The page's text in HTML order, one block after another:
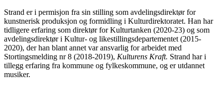
Strand er i permisjon fra sin stilling som avdelingsdirektør for
kunstnerisk produksjon og formidling i Kulturdirektoratet. Han har
tidligere erfaring som direktør for Kulturtanken (2020-23) og som
avdelingsdirektør i Kultur- og likestillingsdepartementet (2015-
2020), der han blant annet var ansvarlig for arbeidet med
Stortingsmelding nr 8 (2018-2019), Kulturens Kraft. Strand har i
tillegg erfaring fra kommune og fylkeskommune, og er utdannet
musiker.